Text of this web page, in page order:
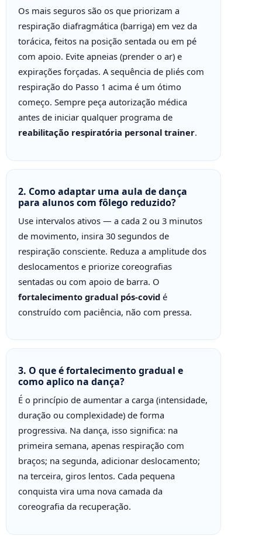
Os mais seguros são os que priorizam a
respiração diafragmática (barriga) em vez da
torácica, feitos na posição sentada ou em pé
com apoio. Evite apneias (prender o ar) e
expirações forçadas. A sequência de pliés com
respiração do Passo 1 acima é um ótimo
começo. Sempre peça autorização médica
antes de iniciar qualquer programa de
reabilitação respiratória personal trainer.
2. Como adaptar uma aula de dança
para alunos com fôlego reduzido?
Use intervalos ativos — a cada 2 ou 3 minutos
de movimento, insira 30 segundos de
respiração consciente. Reduza a amplitude dos
deslocamentos e priorize coreografias
sentadas ou com apoio de barra. O
fortalecimento gradual pós-covid é
construído com paciência, não com pressa.
3. O que é fortalecimento gradual e
como aplico na dança?
É o princípio de aumentar a carga (intensidade,
duração ou complexidade) de forma
progressiva. Na dança, isso significa: na
primeira semana, apenas respiração com
braços; na segunda, adicionar deslocamento;
na terceira, giros lentos. Cada pequena
conquista vira uma nova camada da
coreografia da recuperação.